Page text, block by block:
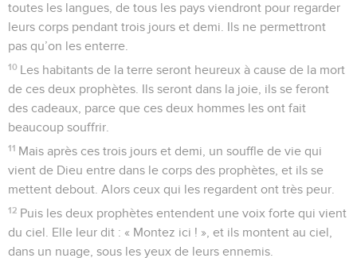
toutes les langues, de tous les pays viendront pour regarder
leurs corps pendant trois jours et demi. Ils ne permettront
pas qu’on les enterre.
10 Les habitants de la terre seront heureux à cause de la mort
de ces deux prophètes. Ils seront dans la joie, ils se feront
des cadeaux, parce que ces deux hommes les ont fait
beaucoup souffrir.
11 Mais après ces trois jours et demi, un souffle de vie qui
vient de Dieu entre dans le corps des prophètes, et ils se
mettent debout. Alors ceux qui les regardent ont très peur.
12 Puis les deux prophètes entendent une voix forte qui vient
du ciel. Elle leur dit : « Montez ici ! », et ils montent au ciel,
dans un nuage, sous les yeux de leurs ennemis.